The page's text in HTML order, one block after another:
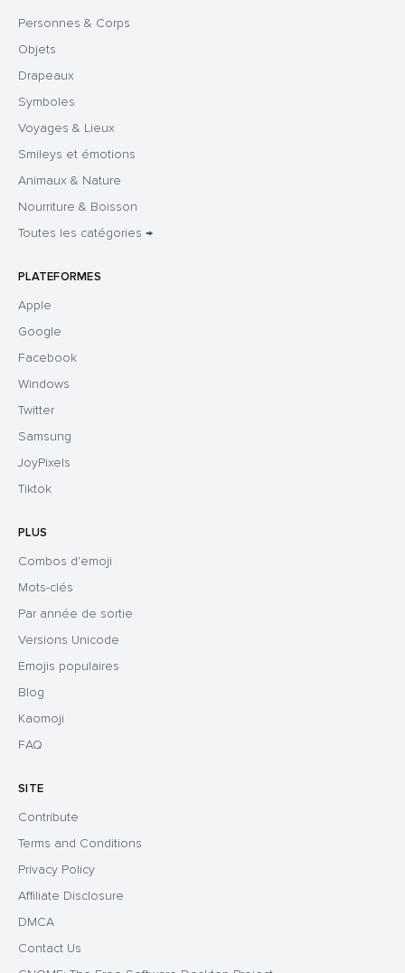
Personnes & Corps
Objets
Drapeaux
Symboles
Voyages & Lieux
Smileys et émotions
Animaux & Nature
Nourriture & Boisson
Toutes les catégories →
PLATEFORMES
Apple
Google
Facebook
Windows
Twitter
Samsung
JoyPixels
Tiktok
PLUS
Combos d'emoji
Mots-clés
Par année de sortie
Versions Unicode
Emojis populaires
Blog
Kaomoji
FAQ
SITE
Contribute
Terms and Conditions
Privacy Policy
Affiliate Disclosure
DMCA
Contact Us